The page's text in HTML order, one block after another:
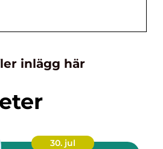
inlägg här
30. jul